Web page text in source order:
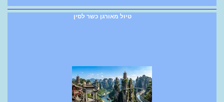
טיול מאורגן כשר לסין